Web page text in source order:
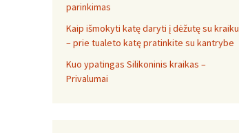
parinkimas
Kaip išmokyti katę daryti į dėžutę su kraiku
– prie tualeto katę pratinkite su kantrybe
Kuo ypatingas Silikoninis kraikas –
Privalumai